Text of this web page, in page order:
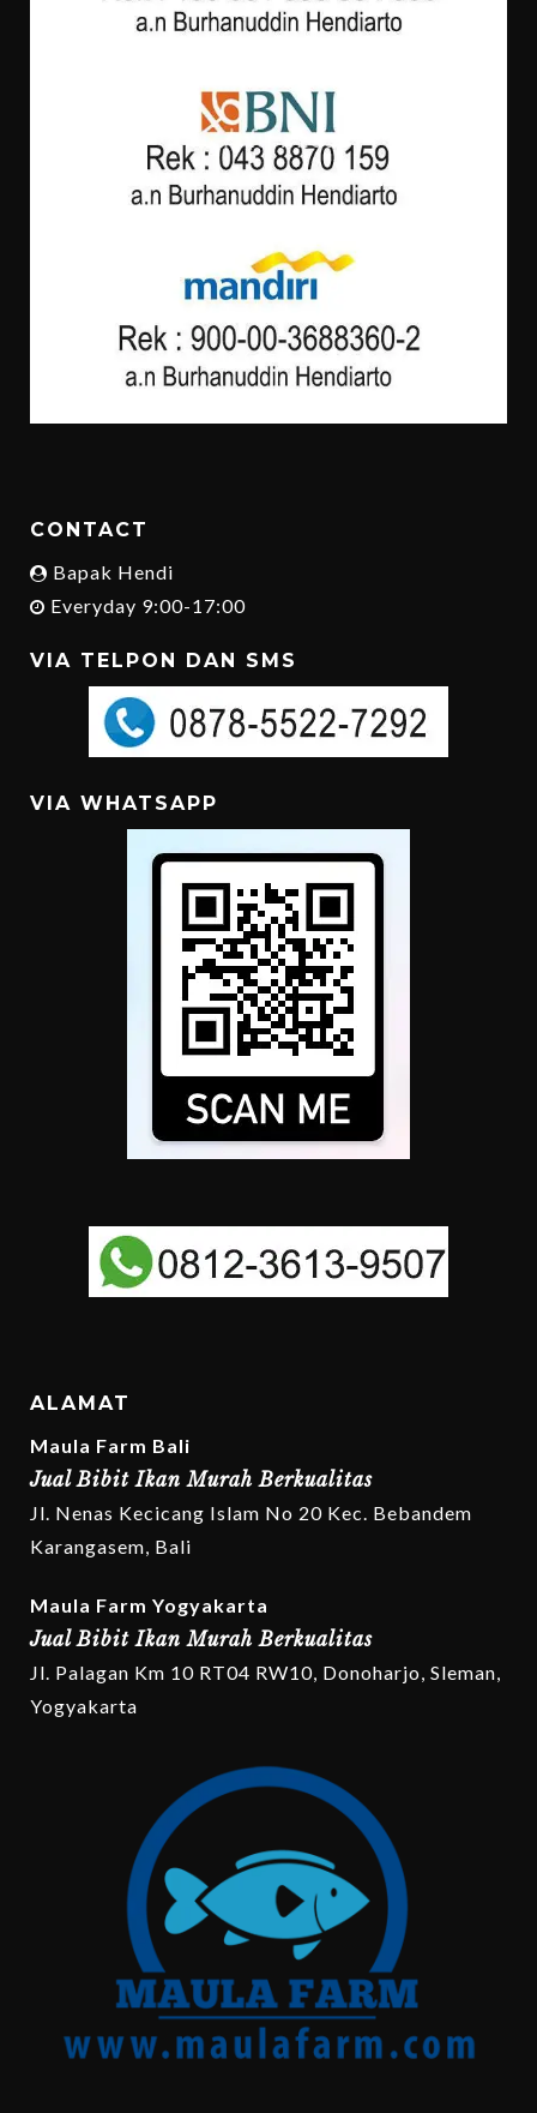
CONTACT
Bapak Hendi
Everyday 9:00-17:00
VIA TELPON DAN SMS
VIA WHATSAPP
ALAMAT
Maula Farm Bali
Jual Bibit Ikan Murah Berkualitas
Jl. Nenas Kecicang Islam No 20 Kec. Bebandem
Karangasem, Bali
Maula Farm Yogyakarta
Jual Bibit Ikan Murah Berkualitas
Jl. Palagan Km 10 RT04 RW10, Donoharjo, Sleman,
Yogyakarta